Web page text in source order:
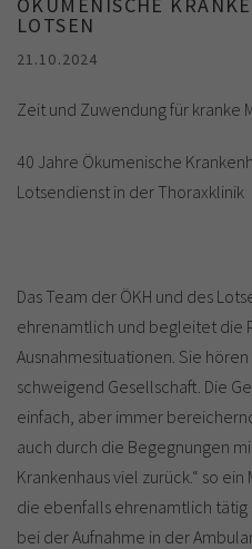
LOTSEN
21.10.2024
Zeit und Zuwendung für kranke
40 Jahre Ökumenische
Lotsendienst in der Thoraxklinik
Das Team der ÖKH und des
ehrenamtlich und begleitet die
Ausnahmesituationen. Sie
schweigend Gesellschaft. Die
einfach, aber immer
auch durch die Begegnungen
Krankenhaus viel zurück.“ so
die ebenfalls ehrenamtlich
bei der Aufnahme in der